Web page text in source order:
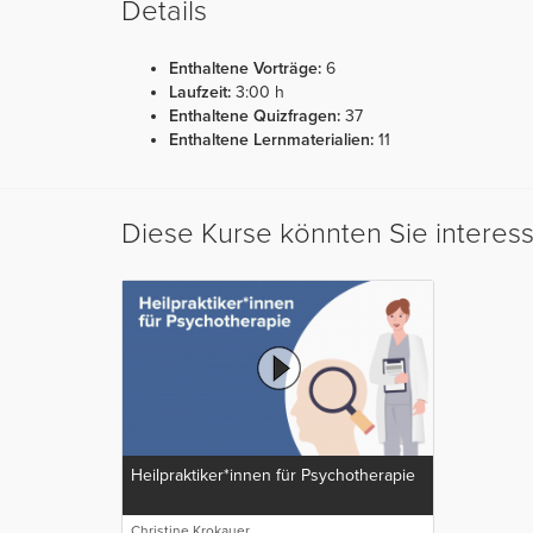
Details
Enthaltene Vorträge: 6
Laufzeit: 3:00 h
Enthaltene Quizfragen: 37
Enthaltene Lernmaterialien: 11
Diese Kurse könnten Sie
Heilpraktiker*innen für Psychotherapie